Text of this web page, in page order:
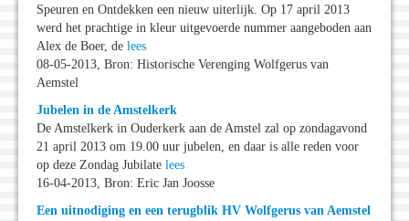
Speuren en Ontdekken een nieuw uiterlijk. Op 17 april 2013
werd het prachtige in kleur uitgevoerde nummer aangeboden aan
Alex de Boer, de lees
08-05-2013, Bron: Historische Verenging Wolfgerus van
Aemstel
Jubelen in de Amstelkerk
De Amstelkerk in Ouderkerk aan de Amstel zal op zondagavond
21 april 2013 om 19.00 uur jubelen, en daar is alle reden voor
op deze Zondag Jubilate lees
16-04-2013, Bron: Eric Jan Joosse
Een uitnodiging en een terugblik HV Wolfgerus van Aemstel